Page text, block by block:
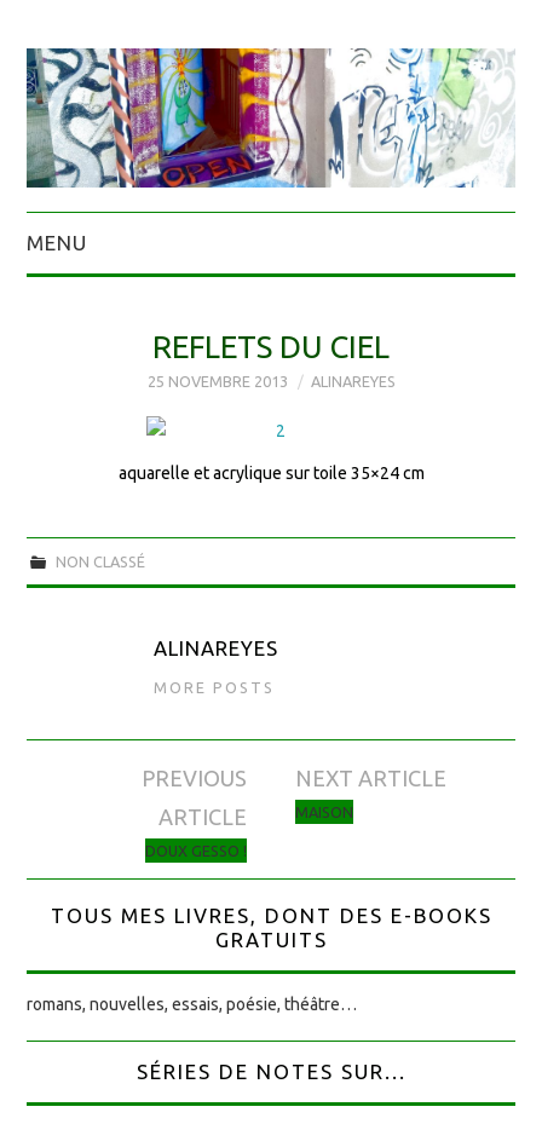
MENU
REFLETS DU CIEL
25 NOVEMBRE 2013 ALINAREYES
aquarelle et acrylique sur toile 35×24 cm
NON CLASSÉ
ALINAREYES
MORE POSTS
Navigation des articles
PREVIOUS
ARTICLE
DOUX GESSO !
NEXT ARTICLE
MAISON
TOUS MES LIVRES, DONT DES E-BOOKS
GRATUITS
romans, nouvelles, essais, poésie, théâtre…
SÉRIES DE NOTES SUR...